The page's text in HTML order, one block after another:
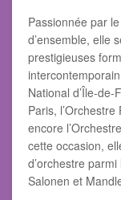
Passionnée par
d’ensemble, elle
prestigieuses
National d’Île-
Paris,
encore
cette occasion,
d’orchestre
Salonen et